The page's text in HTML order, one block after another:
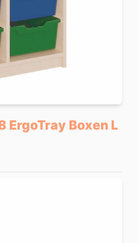
ErgoTray Boxen L